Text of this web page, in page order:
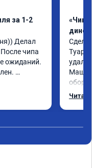
за 1-2
Делал
чипа
ожиданий.
«Чип